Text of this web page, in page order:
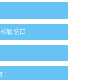
談窓口